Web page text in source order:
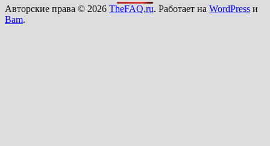
Авторские права © 2026 TheFAQ.ru. Работает на WordPress и
Bam.